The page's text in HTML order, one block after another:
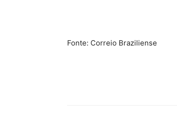
Fonte: Correio Braziliense